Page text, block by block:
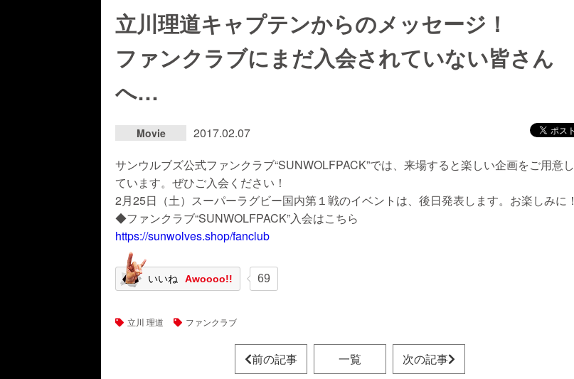
立川理道キャプテンからのメッセージ！
ファンクラブにまだ入会されていない皆さん
へ…
Movie
2017.02.07
サンウルブズ公式ファンクラブ“SUNWOLFPACK”では、来場すると楽しい企画をご用意し
ています。ぜひご入会ください！
2月25日（土）スーパーラグビー国内第１戦のイベントは、後日発表します。お楽しみに！
◆ファンクラブ“SUNWOLFPACK”入会はこちら
https://sunwolves.shop/fanclub
いいね Awoooo!! 69
立川 理道 ファンクラブ
前の記事 一覧 次の記事